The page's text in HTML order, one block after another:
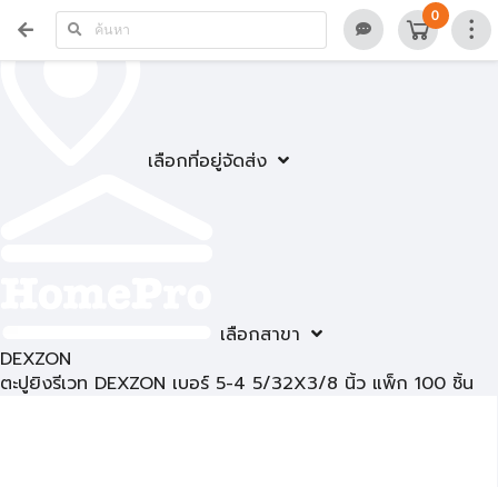
เลือกที่อยู่จัดส่ง
เลือกสาขา
0
DEXZON
ตะปูยิงรีเวท DEXZON เบอร์ 5-4 5/32X3/8 นิ้ว แพ็ก 100 ชิ้น